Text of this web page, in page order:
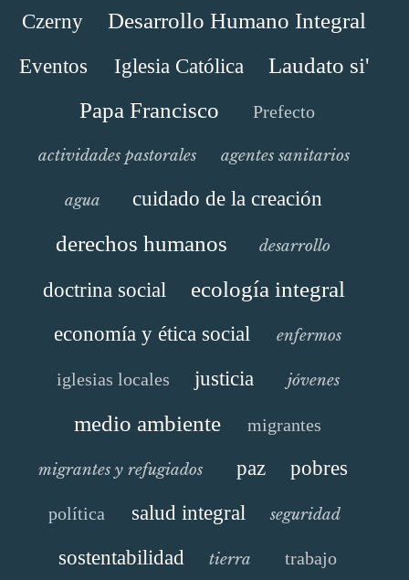
Czerny Desarrollo Humano Integral
Eventos Iglesia Católica
Laudato si'
Papa Francisco
Prefecto
actividades pastorales agentes sanitarios
agua cuidado de la creación
derechos humanos desarrollo
doctrina social ecología integral
economía y ética social enfermos
iglesias locales justicia jóvenes
medio ambiente migrantes
migrantes y refugiados paz pobres
política salud integral seguridad
sostentabilidad tierra trabajo